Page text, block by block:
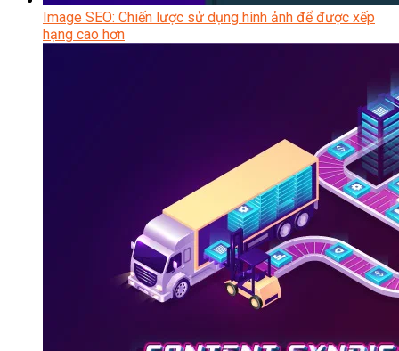
Image SEO: Chiến lược sử dụng hình ảnh để được xếp
hạng cao hơn